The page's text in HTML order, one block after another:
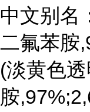
中文别名
二氟苯胺
(淡黄色
胺